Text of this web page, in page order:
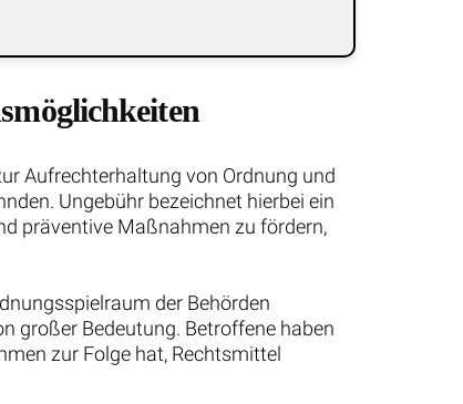
Aufrechterhaltung von Ordnung und
Ungebühr bezeichnet hierbei ein
präventive Maßnahmen zu fördern,
der Behörden
großer Bedeutung. Betroffene haben
zur Folge hat, Rechtsmittel